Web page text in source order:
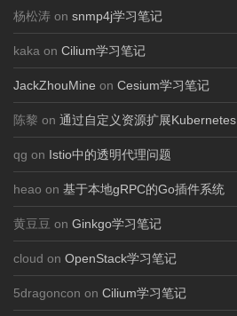
杨松涛 on snmp4j学习笔记
kaka on Cilium学习笔记
JackZhouMine on Cesium学习笔记
陈黎 on 通过自定义资源扩展Kubernetes
qg on Istio中的透明代理问题
heao on 基于本地gRPC的Go插件系统
黄豆豆 on Ginkgo学习笔记
cloud on OpenStack学习笔记
5dragoncon on Cilium学习笔记